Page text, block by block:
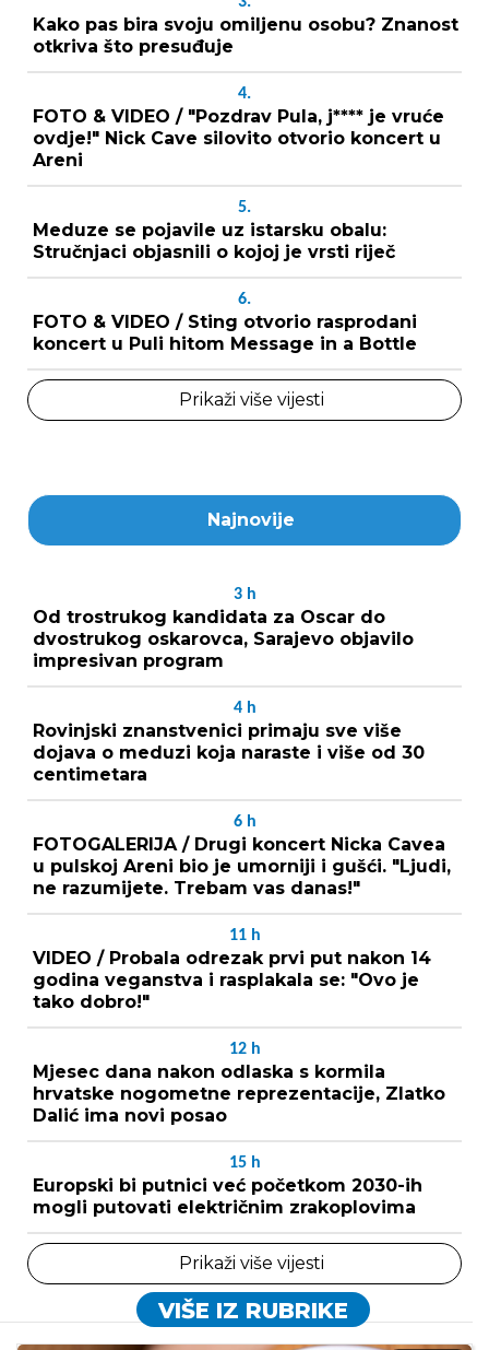
Kako pas bira svoju omiljenu osobu? Znanost
otkriva što presuđuje
4.
FOTO & VIDEO / "Pozdrav Pula, j**** je vruće
ovdje!" Nick Cave silovito otvorio koncert u
Areni
5.
Meduze se pojavile uz istarsku obalu:
Stručnjaci objasnili o kojoj je vrsti riječ
6.
FOTO & VIDEO / Sting otvorio rasprodani
koncert u Puli hitom Message in a Bottle
Prikaži više vijesti
Najnovije
3 h
Od trostrukog kandidata za Oscar do
dvostrukog oskarovca, Sarajevo objavilo
impresivan program
4 h
Rovinjski znanstvenici primaju sve više
dojava o meduzi koja naraste i više od 30
centimetara
6 h
FOTOGALERIJA / Drugi koncert Nicka Cavea
u pulskoj Areni bio je umorniji i gušći. "Ljudi,
ne razumijete. Trebam vas danas!"
11 h
VIDEO / Probala odrezak prvi put nakon 14
godina veganstva i rasplakala se: "Ovo je
tako dobro!"
12 h
Mjesec dana nakon odlaska s kormila
hrvatske nogometne reprezentacije, Zlatko
Dalić ima novi posao
15 h
Europski bi putnici već početkom 2030-ih
mogli putovati električnim zrakoplovima
Prikaži više vijesti
VIŠE IZ RUBRIKE